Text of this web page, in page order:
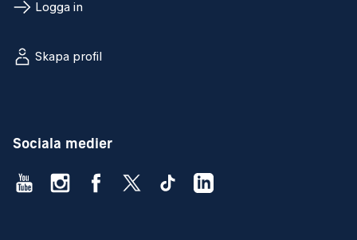
Logga in
Skapa profil
Sociala medier